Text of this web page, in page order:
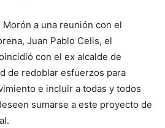
Morón a una reunión con el
Juan Pablo Celis, el
con el ex alcalde de
de redoblar esfuerzos para
e incluir a todas y todos
sumarse a este proyecto de